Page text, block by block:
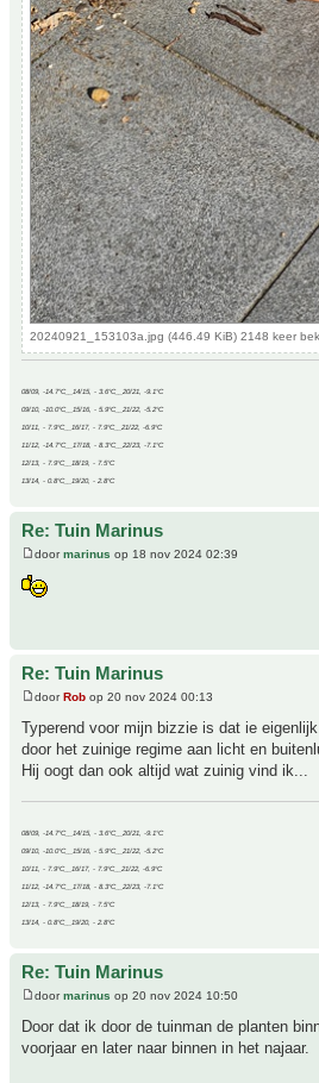
20240921_153103a.jpg (446.49 KiB) 2148 keer
08/09, -14.7°C__14/15, - 3.6°C__20/21, -9.1°C
09/10, -10.0°C__15/16, - 5.9°C__21/22, -5.2°C
10/11, - 7.9°C__16/17, - 7.9°C__21/22, -6.9°C
11/12, -14.7°C__17/18, - 8.3°C__22/23, -7.1°C
12/13, - 7.9°C__18/19, - 7.5°C
13/14, - 0.8°C__19/20, - 2.8°C
Re: Tuin Marinus
doormarinus op 18 nov 2024 02:39
Re: Tuin Marinus
doorRob op 20 nov 2024 00:13
Typerend voor mijn bizzie is dat ie
door het zuinige regime aan licht en
Hij oogt dan ook altijd wat zuinig vind ik...
08/09, -14.7°C__14/15, - 3.6°C__20/21, -9.1°C
09/10, -10.0°C__15/16, - 5.9°C__21/22, -5.2°C
10/11, - 7.9°C__16/17, - 7.9°C__21/22, -6.9°C
11/12, -14.7°C__17/18, - 8.3°C__22/23, -7.1°C
12/13, - 7.9°C__18/19, - 7.5°C
13/14, - 0.8°C__19/20, - 2.8°C
Re: Tuin Marinus
doormarinus op 20 nov 2024 10:50
Door dat ik door de tuinman de planten
voorjaar en later naar binnen in het najaar.